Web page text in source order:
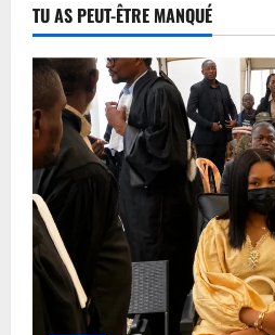
TU AS PEUT-ÊTRE MANQUÉ